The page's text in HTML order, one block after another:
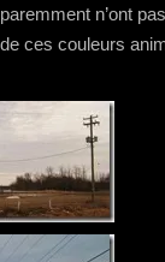
n’ont
ces couleurs